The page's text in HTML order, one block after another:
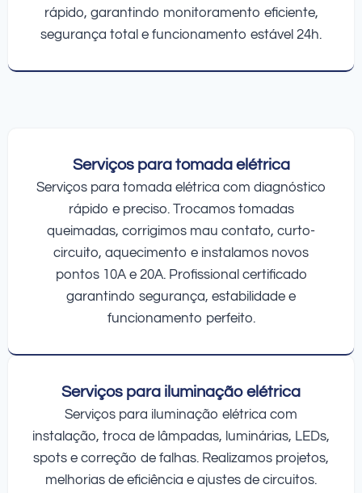
rápido, garantindo monitoramento eficiente,
segurança total e funcionamento estável 24h.
Serviços para tomada elétrica
Serviços para tomada elétrica com diagnóstico
rápido e preciso. Trocamos tomadas
queimadas, corrigimos mau contato, curto-
circuito, aquecimento e instalamos novos
pontos 10A e 20A. Profissional certificado
garantindo segurança, estabilidade e
funcionamento perfeito.
Serviços para iluminação elétrica
Serviços para iluminação elétrica com
instalação, troca de lâmpadas, luminárias, LEDs,
spots e correção de falhas. Realizamos projetos,
melhorias de eficiência e ajustes de circuitos.